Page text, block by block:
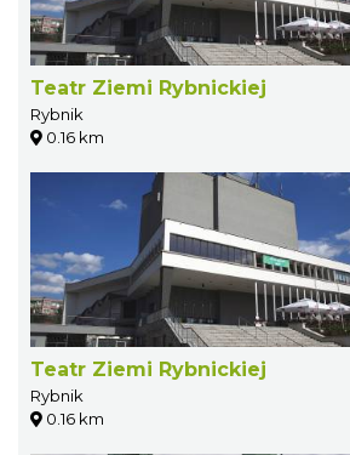
Teatr Ziemi Rybnickiej
Rybnik
0.16 km
Teatr Ziemi Rybnickiej
Rybnik
0.16 km